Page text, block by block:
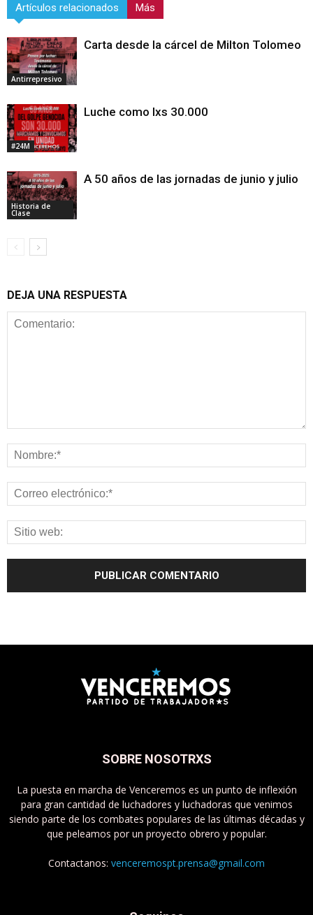
Artículos relacionados Más
Antirrepresivo
Carta desde la cárcel de Milton Tolomeo
#24M
Luche como lxs 30.000
Historia de
Clase
A 50 años de las jornadas de junio y julio
DEJA UNA RESPUESTA
SOBRE NOSOTRXS
La puesta en marcha de Venceremos es un punto de inflexión
para gran cantidad de luchadores y luchadoras que venimos
siendo parte de los combates populares de las últimas décadas y
que peleamos por un proyecto obrero y popular.
Contactanos: venceremospt.prensa@gmail.com